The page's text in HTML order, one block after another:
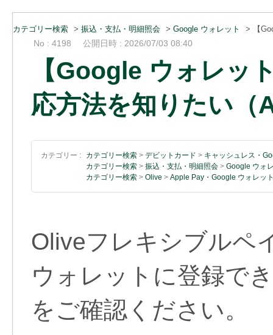
カテゴリー検索 > 振込・支払・明細照会 > Google ウォレット > 【
No : 4198 公開日時 : 2026/07/03 08:40
【Google ウォレッ
応方法を知りたい（
カテゴリー : カテゴリー検索 > デビットカード > キャッシュレス・
カテゴリー検索 > 振込・支払・明細照会 > Google ウォ
カテゴリー検索 > Olive > Apple Pay・Google ウォレッ
Oliveフレキシブルペ
ウォレットに登録で
をご確認ください。